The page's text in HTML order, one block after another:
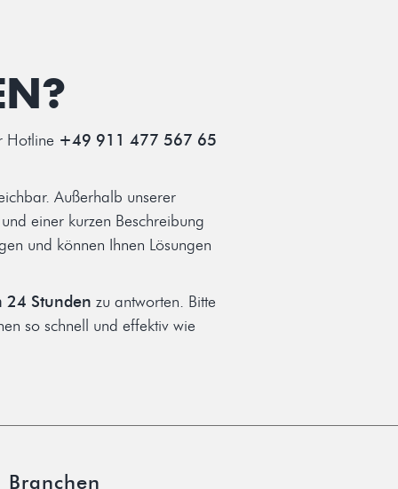
Hotline +49 911 477 567 65
Außerhalb unserer
einer kurzen Beschreibung
und können Ihnen Lösungen
Stunden zu antworten. Bitte
so schnell und effektiv wie
Branchen